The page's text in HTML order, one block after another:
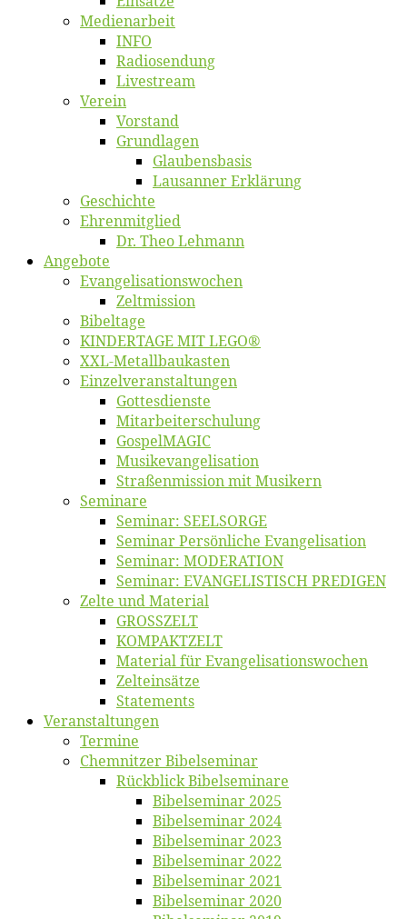
Me­di­en­ar­beit
INFO
Ra­dio­sen­dung
Live­stream
Ver­ein
Vor­stand
Grund­la­gen
Glaubens­ba­sis
Lausan­ner Erklärung
Ge­schich­te
Eh­ren­mit­glied
Dr. Theo Lehmann
An­ge­bo­te
Evangelisa­tions­wo­chen
Zelt­mis­si­on
Bi­bel­ta­ge
KINDERTAGE MIT LEGO®
XXL-Me­­tal­l­­bau­­kas­­ten
Einzelver­an­stal­tungen
Got­tes­diens­te
Mitarbeiter­schulung
Gos­pel­MA­GIC
Musikevan­ge­li­sa­tion
Straßenmis­sion mit Musikern
Se­mi­na­re
Se­mi­nar: SEELSORGE
Se­mi­nar Per­sön­li­che Evangelisation
Se­mi­nar: MODERATION
Se­mi­nar: EVANGELISTISCH PREDIGEN
Zel­te und Material
GROSSZELT
KOMPAKTZELT
Ma­te­ri­al für Evangelisationswochen
Zelt­ein­sät­ze
State­ments
Ver­an­stal­tun­gen
Ter­mi­ne
Chemnit­zer Bibelseminar
Rück­blick Bibelseminare
Bi­bel­se­mi­nar 2025
Bi­bel­se­mi­nar 2024
Bi­bel­se­mi­nar 2023
Bi­bel­se­mi­nar 2022
Bi­bel­se­mi­nar 2021
Bi­bel­se­mi­nar 2020